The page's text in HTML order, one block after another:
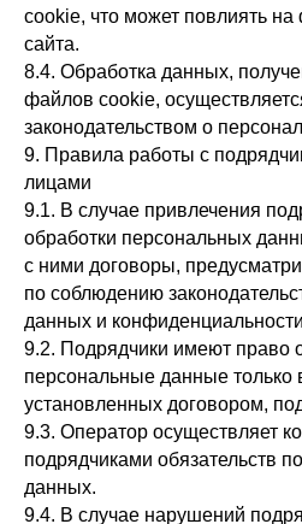
cookie, что может повлиять на
сайта.
8.4. Обработка данных,
файлов cookie,
законодательством о
9. Правила работы с
лицами
9.1. В случае привлечения
обработки персональных
с ними договоры,
по соблюдению
данных и
9.2. Подрядчики имеют право
персональные данные только
установленных договором,
9.3. Оператор осуществляет
подрядчиками обязательств
данных.
9.4. В случае нарушений